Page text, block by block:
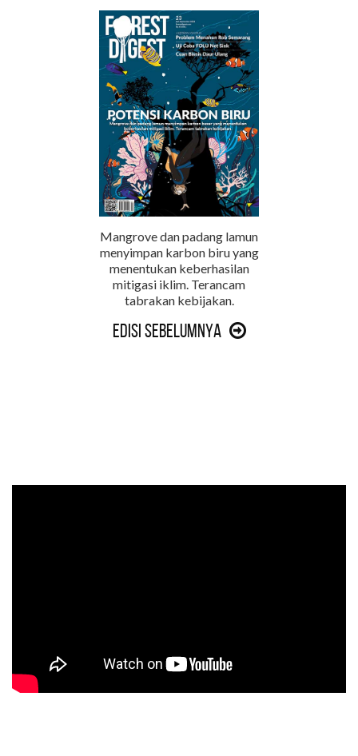
Mangrove dan padang lamun
menyimpan karbon biru yang
menentukan keberhasilan
mitigasi iklim. Terancam
tabrakan kebijakan.
Edisi Sebelumnya